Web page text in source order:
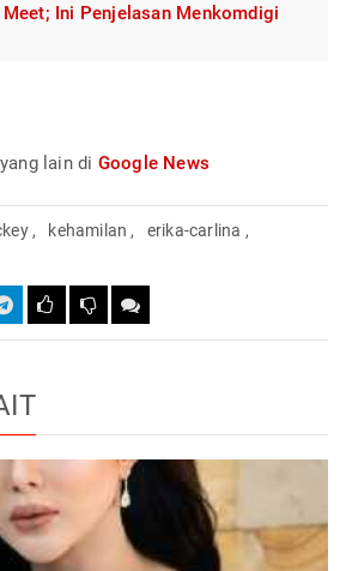
Ini Penjelasan Menkomdigi
lain di Google News
, kehamilan , erika-carlina ,